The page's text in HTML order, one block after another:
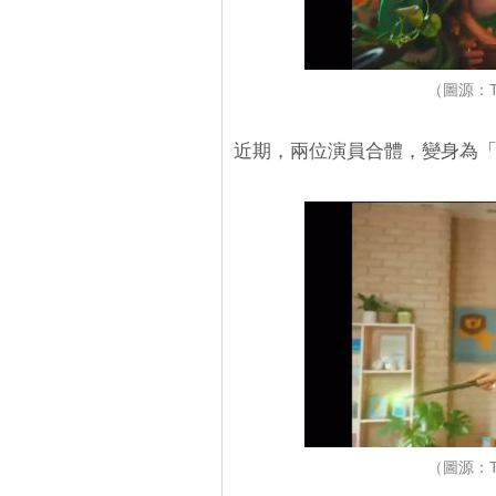
（圖源
近期，兩位演員合體，變身為
（圖源